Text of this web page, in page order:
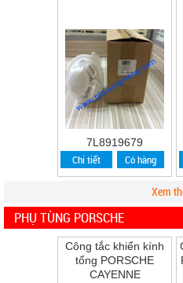
7L8919679
Chi tiết Có hàng
Xem
PHỤ TÙNG PORSCHE
Công tắc khiển kính
tổng PORSCHE
CAYENNE